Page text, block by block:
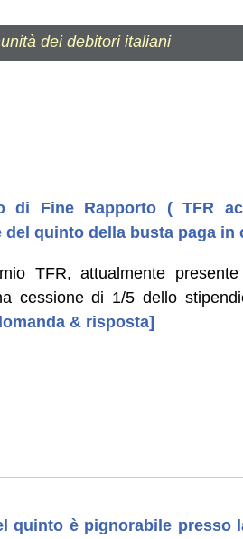
dei debitori italiani
di Fine Rapporto ( TFR
quinto della busta paga in
TFR, attualmente
cessione di 1/5 dello
& risposta]
quinto è pignorabile presso